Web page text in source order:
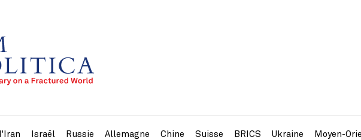
Israël Russie Allemagne Chine Suisse BRICS Ukraine Moyen-